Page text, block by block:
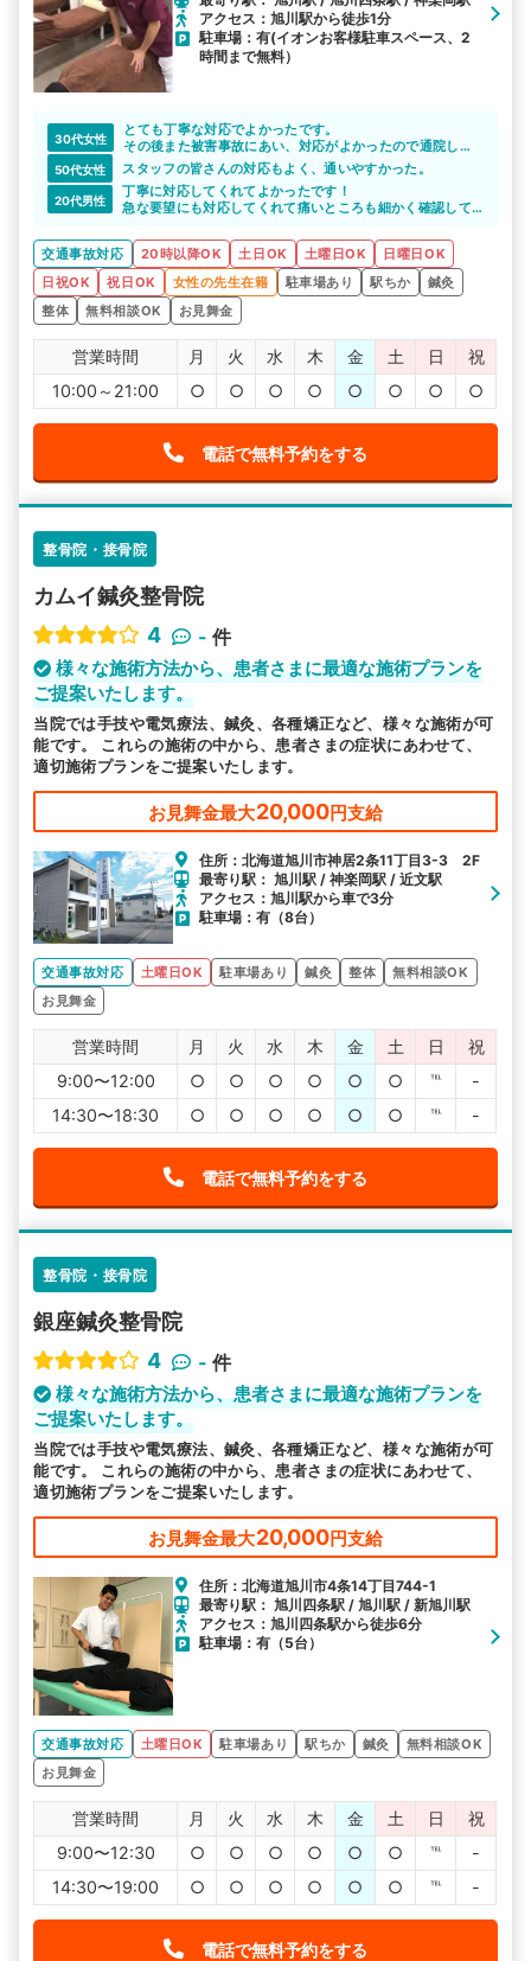
アクセス：旭川駅から徒歩1分
駐車場：有(イオンお客様駐車スペース、2
時間まで無料）
30代女性
とても丁寧な対応でよかったです。
その後また被害事故にあい、対応がよかったので通院し続
けています。
50代女性 スタッフの皆さんの対応もよく、通いやすかった。
20代男性
丁寧に対応してくれてよかったです！
急な要望にも対応してくれて痛いところも細かく確認して
交通事故対応
20時以降OK 土日OK 土曜日OK
日曜日OK
日祝OK
祝日OK 女性の先生在籍 駐車場あり 駅ちか
鍼灸
整体
無料相談OK お見舞金
営業時間 月 火 水 木 金 土 日
祝
10:00～21:00
○ ○ ○ ○ ○ ○ ○ ○
電話で無料予約をする
整骨院・接骨院
カムイ鍼灸整骨院
4
- 件
様々な施術方法から、患者さまに最適な施術プランを
ご提案いたします。
当院では手技や電気療法、鍼灸、各種矯正など、様々な施術が可
能です。 これらの施術の中から、患者さまの症状にあわせて、
適切施術プランをご提案いたします。
お見舞金最大20,000円支給
住所：北海道旭川市神居2条11丁目3-3 2F
最寄り駅： 旭川駅 / 神楽岡駅 / 近文駅
アクセス：旭川駅から車で3分
駐車場：有（8台）
交通事故対応 土曜日OK 駐車場あり 鍼灸 整体
無料相談OK
お見舞金
営業時間 月 火 水 木 金 土 日
祝
9:00〜12:00
○ ○ ○ ○ ○ ○ ℡
-
14:30〜18:30
○ ○ ○ ○ ○ ○ ℡ -
電話で無料予約をする
整骨院・接骨院
銀座鍼灸整骨院
4
- 件
様々な施術方法から、患者さまに最適な施術プランを
ご提案いたします。
当院では手技や電気療法、鍼灸、各種矯正など、様々な施術が可
能です。 これらの施術の中から、患者さまの症状にあわせて、
適切施術プランをご提案いたします。
お見舞金最大20,000円支給
住所：北海道旭川市4条14丁目744-1
最寄り駅： 旭川四条駅 / 旭川駅 / 新旭川駅
アクセス：旭川四条駅から徒歩6分
駐車場：有（5台）
交通事故対応 土曜日OK 駐車場あり 駅ちか 鍼灸
無料相談OK
お見舞金
営業時間 月 火 水 木 金 土 日
祝
9:00〜12:30
○ ○ ○ ○ ○ ○ ℡
-
14:30〜19:00
○ ○ ○ ○ ○ ○ ℡ -
電話で無料予約をする